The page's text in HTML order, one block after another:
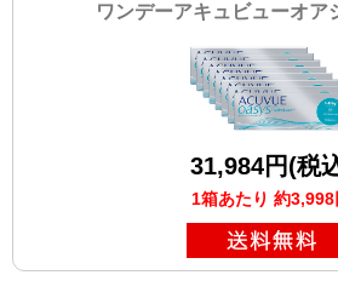
ワンデーアキュビューオア
31,984円(税
1箱あたり 約3,998